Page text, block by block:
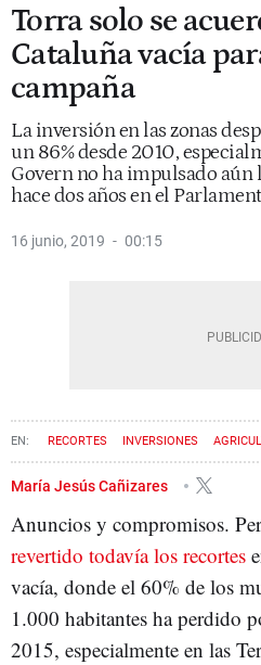
Torra solo se
Cataluña vacía
campaña
La inversión en las zonas
un 86% desde 2010,
Govern no ha impulsado aún
hace dos años en el Parlament
16 junio, 2019 00:15
RECORTES INVERSIONES
María Jesús Cañizares
Anuncios y compromisos.
revertido todavía los recortes
vacía, donde el 60% de los
1.000 habitantes ha perdido
2015, especialmente en las